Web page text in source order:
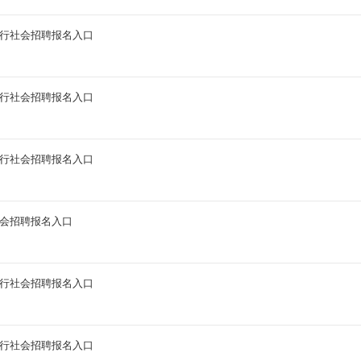
社会招聘报名入口
社会招聘报名入口
社会招聘报名入口
招聘报名入口
社会招聘报名入口
社会招聘报名入口